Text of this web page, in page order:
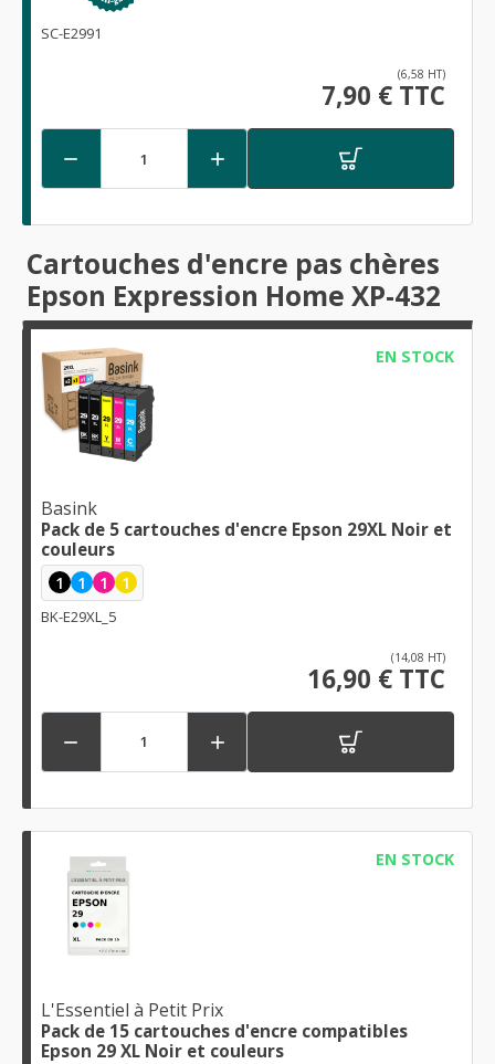
SC-E2991
(6,58 HT)
7,90 € TTC
 
Cartouches d'encre pas chères
Epson Expression Home XP-432
EN STOCK
Basink
Pack de 5 cartouches d'encre Epson 29XL Noir et
couleurs
1 1 1 1
BK-E29XL_5
(14,08 HT)
16,90 € TTC
 
EN STOCK
L'Essentiel à Petit Prix
Pack de 15 cartouches d'encre compatibles
Epson 29 XL Noir et couleurs